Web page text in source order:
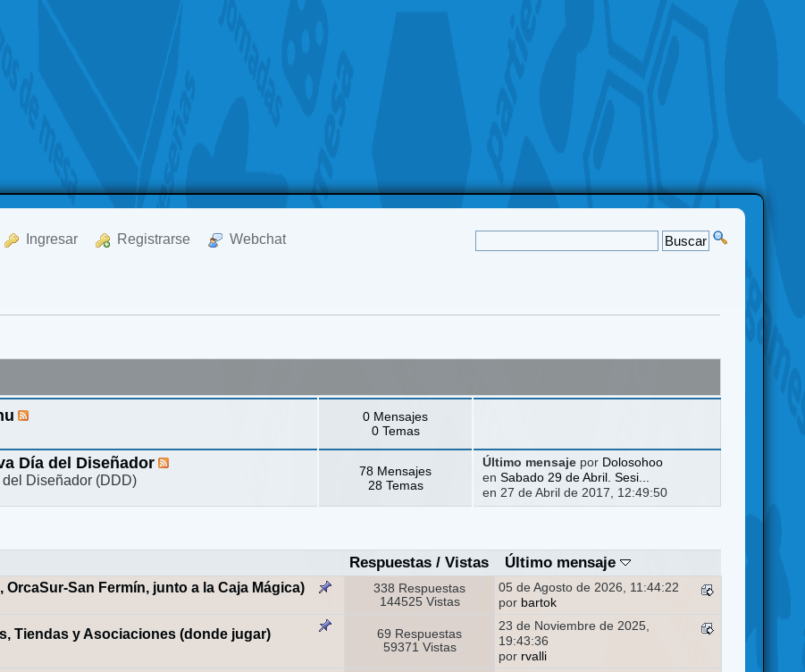
Ingresar Registrarse Webchat
0 Mensajes
0 Temas
Día del Diseñador
Diseñador (DDD)
78 Mensajes
28 Temas
Último mensajepor Dolosohoo
en Sabado 29 de Abril. Sesi...
en 27 de Abril de 2017, 12:49:50
Respuestas /Vistas Último mensaje
San Fermín, junto a la Caja Mágica)
338 Respuestas
144525 Vistas
05 de Agosto de 2026, 11:44:22
por bartok
Tiendas y Asociaciones (donde jugar)
69 Respuestas
59371 Vistas
23 de Noviembre de 2025,
19:43:36
por rvalli